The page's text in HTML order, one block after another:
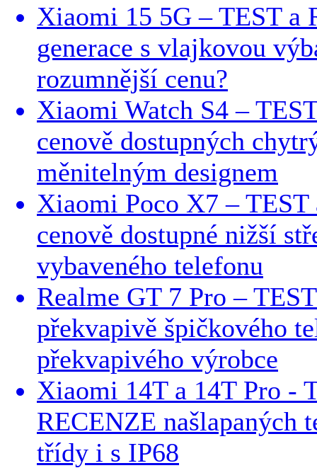
Xiaomi 15 5G – TEST a
generace s vlajkovou
rozumnější cenu?
Xiaomi Watch S4 –
cenově dostupných
měnitelným designem
Xiaomi Poco X7 – TEST
cenově dostupné nižší
vybaveného telefonu
Realme GT 7 Pro –
překvapivě špičkového
překvapivého výrobce
Xiaomi 14T a 14T Pro -
RECENZE našlapaných
třídy i s IP68